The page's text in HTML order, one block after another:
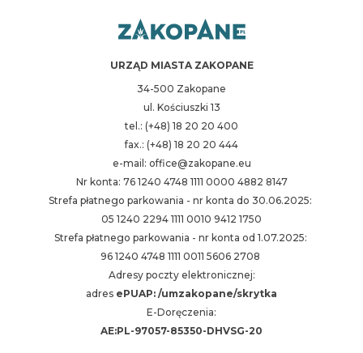
URZĄD MIASTA ZAKOPANE
34-500 Zakopane
ul. Kościuszki 13
tel.: (+48) 18 20 20 400
fax.: (+48) 18 20 20 444
e-mail: office@zakopane.eu
Nr konta: 76 1240 4748 1111 0000 4882 8147
Strefa płatnego parkowania - nr konta do 30.06.2025:
05 1240 2294 1111 0010 9412 1750
Strefa płatnego parkowania - nr konta od 1.07.2025:
96 1240 4748 1111 0011 5606 2708
Adresy poczty elektronicznej:
adres ePUAP: /umzakopane/skrytka
E-Doręczenia:
AE:PL-97057-85350-DHVSG-20